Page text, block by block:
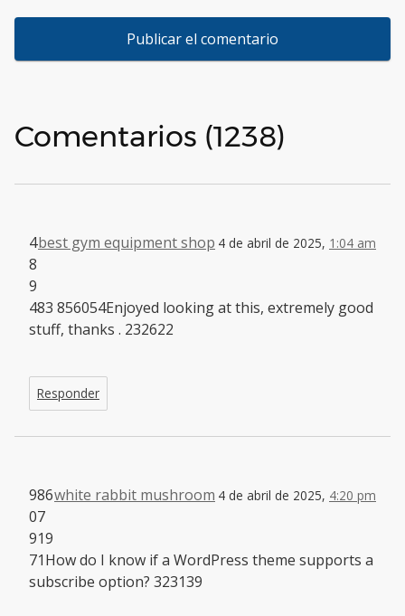
Comentarios (1238)
best gym equipment shop 4 de abril de 2025, 1:04 am
4
8
9
483 856054Enjoyed looking at this, extremely good
stuff, thanks . 232622
Responder
white rabbit mushroom 4 de abril de 2025, 4:20 pm
986
07
919
71How do I know if a WordPress theme supports a
subscribe option? 323139